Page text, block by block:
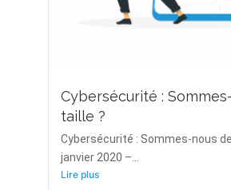
Cybersécurité :
taille ?
Cybersécurité : Sommes-nous
janvier 2020 –...
Lire plus